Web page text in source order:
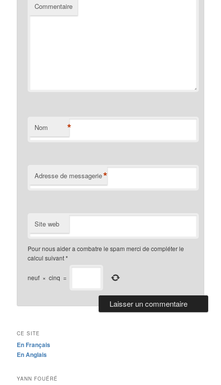
Commentaire
Nom *
Adresse de messagerie*
Site web
Pour nous aider a combatre le spam merci de compléter le
calcul suivant*
neuf × cinq =
CE SITE
En Français
En Anglais
YANN FOUÉRÉ